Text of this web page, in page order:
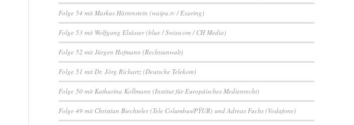
Folge 54 mit Markus Härtenstein (waipu.tv / Exaring)
Folge 53 mit Wolfgang Elsässer (blue / Swisscom / CH Media)
Folge 52 mit Jürgen Hofmann (Rechtsanwalt)
Folge 51 mit Dr. Jörg Richartz (Deutsche Telekom)
Folge 50 mit Katharina Kollmann (Institut für Europäisches Medienrecht)
Folge 49 mit Christian Biechteler (Tele Columbus/PŸUR) und Adreas Fuchs (Vodafone)